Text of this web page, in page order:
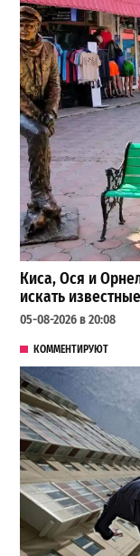
Киса, Ося и
искать
05-08-2026 в 20:08
КОММЕНТИРУЮТ